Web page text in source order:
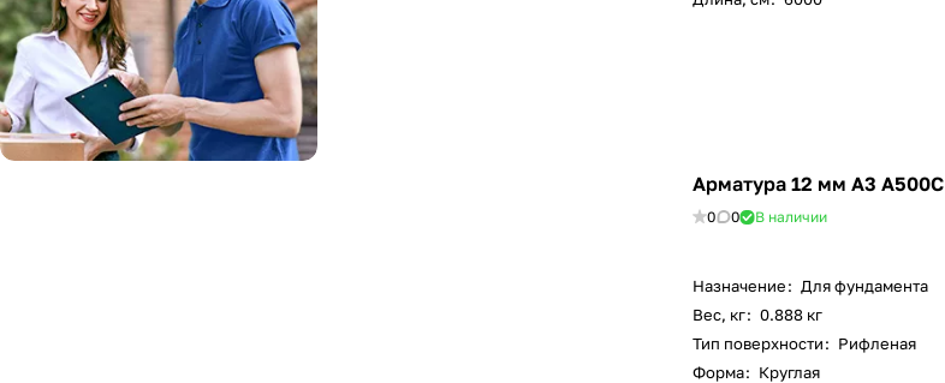
Арматура 12 мм А3 А500С
0 0 В наличии
Назначение: Для фундамента
Вес, кг: 0.888 кг
Тип поверхности: Рифленая
Форма: Круглая